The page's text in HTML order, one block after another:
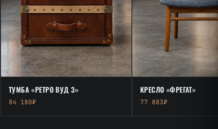
ТУМБА «РЕТРО ВУД 3»
84 180₽
КРЕСЛО «ФРЕГАТ»
77 883₽